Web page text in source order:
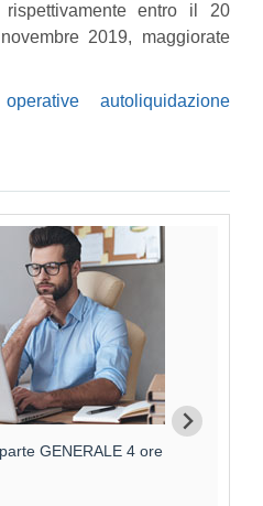
entro il 20
2019, maggiorate
autoliquidazione
GENERALE 4 ore